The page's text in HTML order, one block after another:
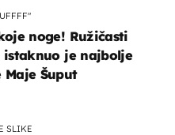
noge! Ružičasti
istaknuo je najbolje
Maje Šuput
SLIKE